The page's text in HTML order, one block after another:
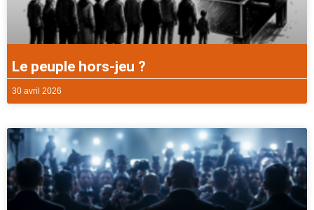
Le peuple hors-jeu ?
30 avril 2026